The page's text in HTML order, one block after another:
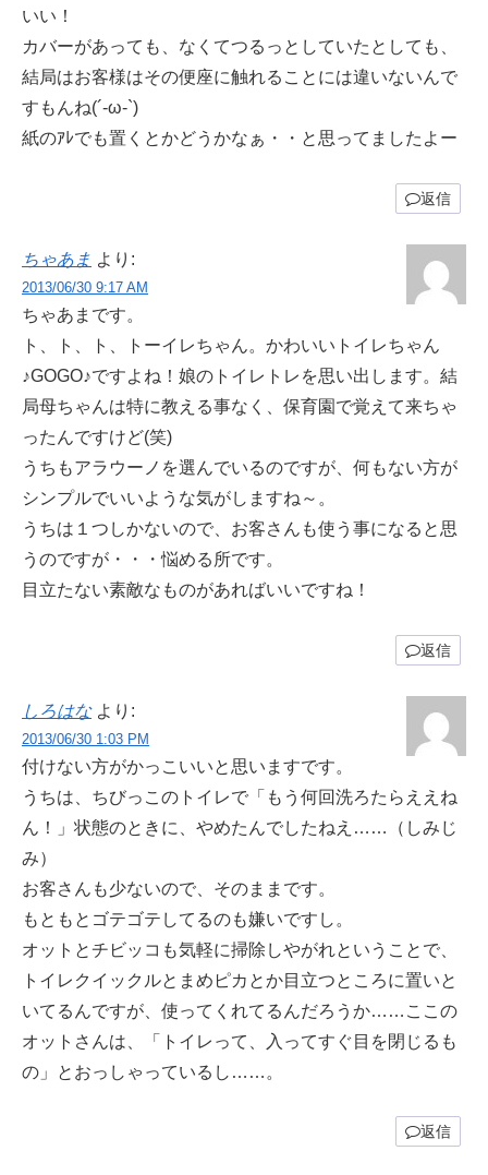
いい！
カバーがあっても、なくてつるっとしていたとしても、
結局はお客様はその便座に触れることには違いないんで
すもんね(´-ω-`)
紙のｱﾚでも置くとかどうかなぁ・・と思ってましたよー
返信
ちゃあま より:
2013/06/30 9:17 AM
ちゃあまです。
ト、ト、ト、トーイレちゃん。かわいいトイレちゃん
♪GOGO♪ですよね！娘のトイレトレを思い出します。結
局母ちゃんは特に教える事なく、保育園で覚えて来ちゃ
ったんですけど(笑)
うちもアラウーノを選んでいるのですが、何もない方が
シンプルでいいような気がしますね～。
うちは１つしかないので、お客さんも使う事になると思
うのですが・・・悩める所です。
目立たない素敵なものがあればいいですね！
返信
しろはな より:
2013/06/30 1:03 PM
付けない方がかっこいいと思いますです。
うちは、ちびっこのトイレで「もう何回洗ろたらええね
ん！」状態のときに、やめたんでしたねえ……（しみじ
み）
お客さんも少ないので、そのままです。
もともとゴテゴテしてるのも嫌いですし。
オットとチビッコも気軽に掃除しやがれということで、
トイレクイックルとまめピカとか目立つところに置いと
いてるんですが、使ってくれてるんだろうか……ここの
オットさんは、「トイレって、入ってすぐ目を閉じるも
の」とおっしゃっているし……。
返信